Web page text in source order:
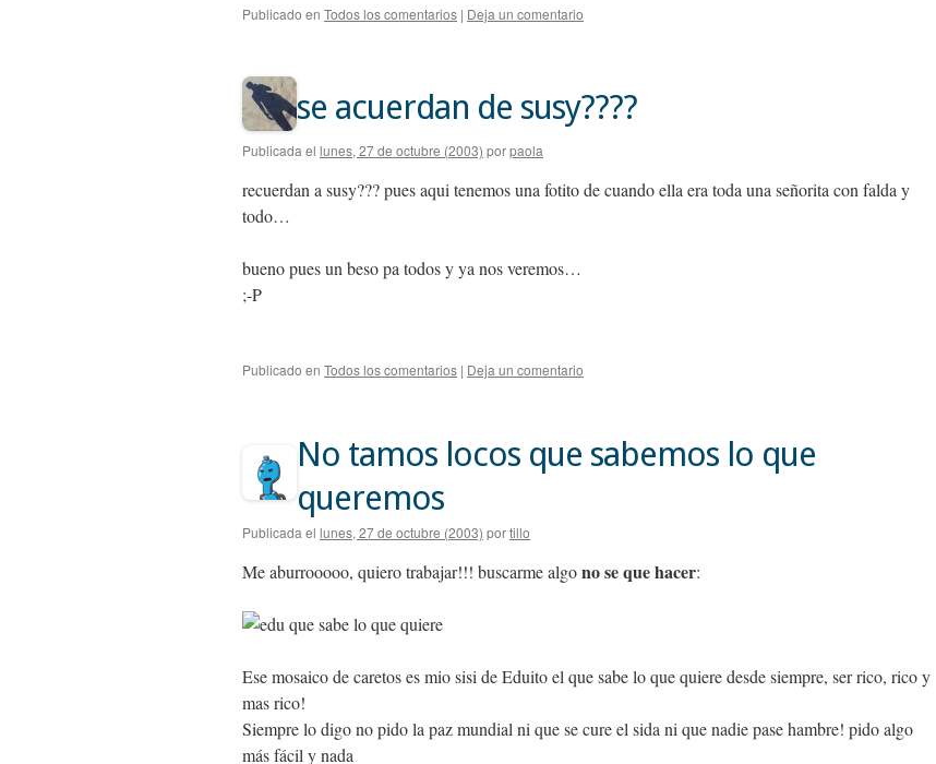
Publicado en Todos los comentarios | Deja un comentario
se acuerdan de susy????
Publicada el lunes, 27 de octubre (2003) porpaola
recuerdan a susy??? pues aqui tenemos una fotito de cuando ella era toda una señorita con falda y
todo…
bueno pues un beso pa todos y ya nos veremos…
;-P
Publicado en Todos los comentarios | Deja un comentario
No tamos locos que sabemos lo que
queremos
Publicada el lunes, 27 de octubre (2003) portillo
Me aburrooooo, quiero trabajar!!! buscarme algono se que hacer:
Ese mosaico de caretos es mio sisi de Eduito el que sabe lo que quiere desde siempre, ser rico, rico y
mas rico!
Siempre lo digo no pido la paz mundial ni que se cure el sida ni que nadie pase hambre! pido algo
más fácil y nada